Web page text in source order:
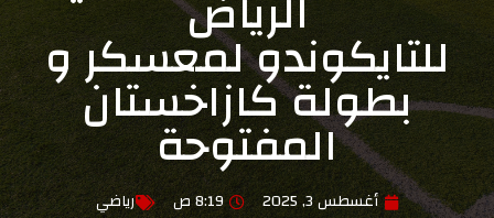
للتايكوندو لمعسكر و
بطولة كازاخستان
المفتوحة
أغسطس 3, 2025 8:19 ص رياضي